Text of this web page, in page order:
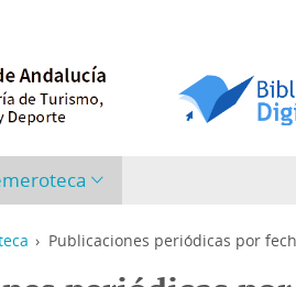
› Publicaciones periódicas por